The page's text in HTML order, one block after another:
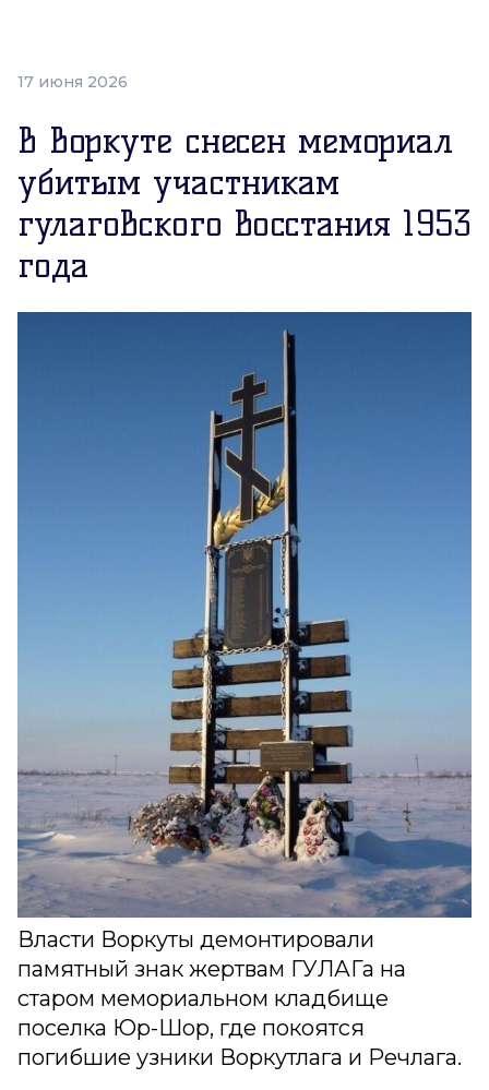
17 июня 2026
В Воркуте снесен мемориал
убитым участникам
гулаговского восстания 1953
года
Власти Воркуты демонтировали
памятный знак жертвам ГУЛАГа на
старом мемориальном кладбище
поселка Юр-Шор, где покоятся
погибшие узники Воркутлага и Речлага.